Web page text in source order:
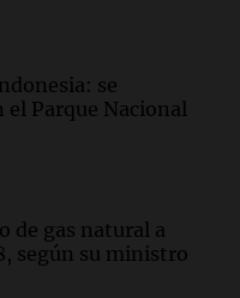
se
Parque Nacional
de gas natural a
según su ministro